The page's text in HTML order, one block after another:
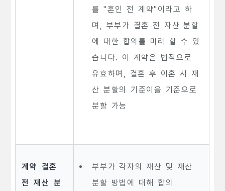
를 "혼인 전 계약"이라고 하
며, 부부가 결혼 전 자산 분할
에 대한 합의를 미리 할 수 있
습니다. 이 계약은 법적으로
유효하며, 결혼 후 이혼 시 재
산 분할의 기준이을 기준으로
분할 가능
계약 결혼
전 재산 분
부부가 각자의 재산 및 재산
분할 방법에 대해 합의